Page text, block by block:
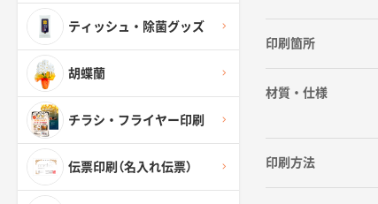
ティッシュ・除菌グッズ
胡蝶蘭
チラシ・フライヤー印刷
伝票印刷（名入れ伝票）
印刷箇所
材質・仕様
印刷方法